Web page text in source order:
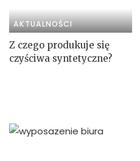
AKTUALNOŚCI
Z czego produkuje się
czyściwa syntetyczne?